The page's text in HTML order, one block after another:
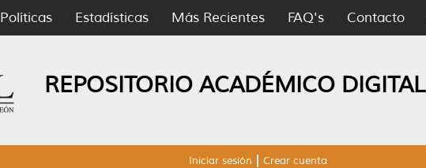
Políticas Estadísticas Más Recientes FAQ's Contacto
REPOSITORIO ACADÉMICO DIGITAL
Iniciar sesión Crear cuenta